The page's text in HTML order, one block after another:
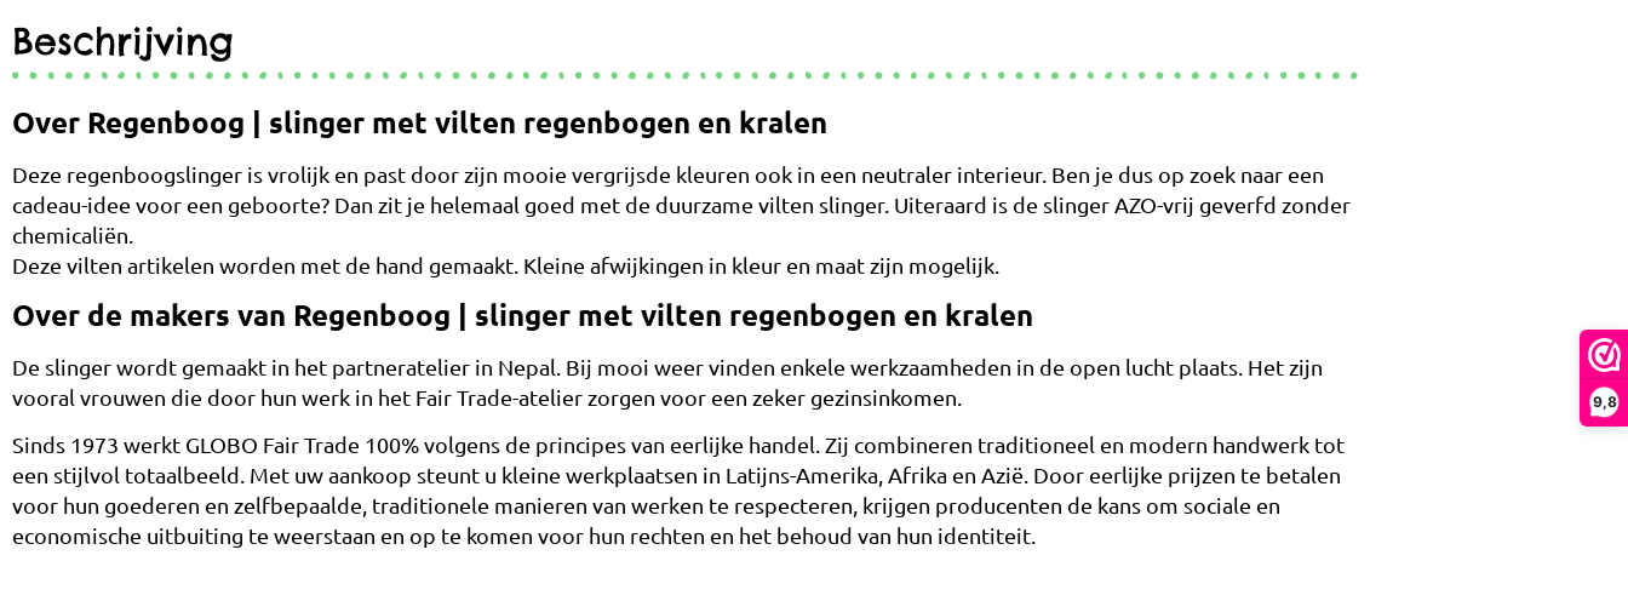
9,8
Beschrijving
Over Regenboog | slinger met vilten regenbogen en kralen
Deze regenboogslinger is vrolijk en past door zijn mooie vergrijsde kleuren ook in een neutraler interieur. Ben je dus op zoek naar een
cadeau-idee voor een geboorte? Dan zit je helemaal goed met de duurzame vilten slinger. Uiteraard is de slinger AZO-vrij geverfd zonder
chemicaliën.
Deze vilten artikelen worden met de hand gemaakt. Kleine afwijkingen in kleur en maat zijn mogelijk.
Over de makers van Regenboog | slinger met vilten regenbogen en kralen
De slinger wordt gemaakt in het partneratelier in Nepal. Bij mooi weer vinden enkele werkzaamheden in de open lucht plaats. Het zijn
vooral vrouwen die door hun werk in het Fair Trade-atelier zorgen voor een zeker gezinsinkomen.
Sinds 1973 werkt GLOBO Fair Trade 100% volgens de principes van eerlijke handel. Zij combineren traditioneel en modern handwerk tot
een stijlvol totaalbeeld. Met uw aankoop steunt u kleine werkplaatsen in Latijns-Amerika, Afrika en Azië. Door eerlijke prijzen te betalen
voor hun goederen en zelfbepaalde, traditionele manieren van werken te respecteren, krijgen producenten de kans om sociale en
economische uitbuiting te weerstaan ​​en op te komen voor hun rechten en het behoud van hun identiteit.